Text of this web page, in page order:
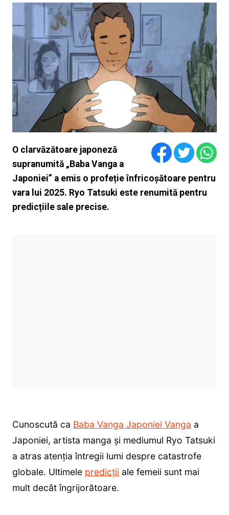
O clarvăzătoare japoneză
supranumită „Baba Vanga a
Japoniei” a emis o profeție înfricoșătoare pentru
vara lui 2025. Ryo Tatsuki este renumită pentru
predicțiile sale precise.
Cunoscută ca Baba Vanga Japoniei Vanga a
Japoniei, artista manga și mediumul Ryo Tatsuki
a atras atenția întregii lumi despre catastrofe
globale. Ultimele predicții ale femeii sunt mai
mult decât îngrijorătoare.